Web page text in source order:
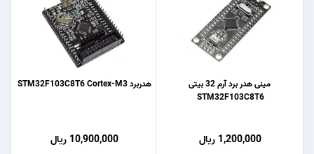
هدربرد STM32F103C8T6 Cortex-M3
10,900,000 ریال
مینی هدر برد آرم 32 بیتی
STM32F103C8T6
1,200,000 ریال